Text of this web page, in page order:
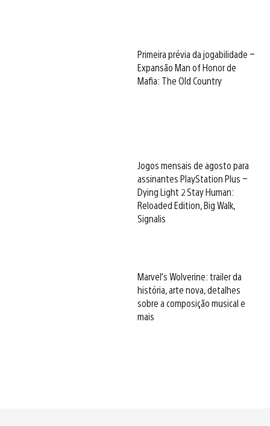
Primeira prévia da jogabilidade –
Expansão Man of Honor de
Mafia: The Old Country
Jogos mensais de agosto para
assinantes PlayStation Plus –
Dying Light 2 Stay Human:
Reloaded Edition, Big Walk,
Signalis
Marvel’s Wolverine: trailer da
história, arte nova, detalhes
sobre a composição musical e
mais